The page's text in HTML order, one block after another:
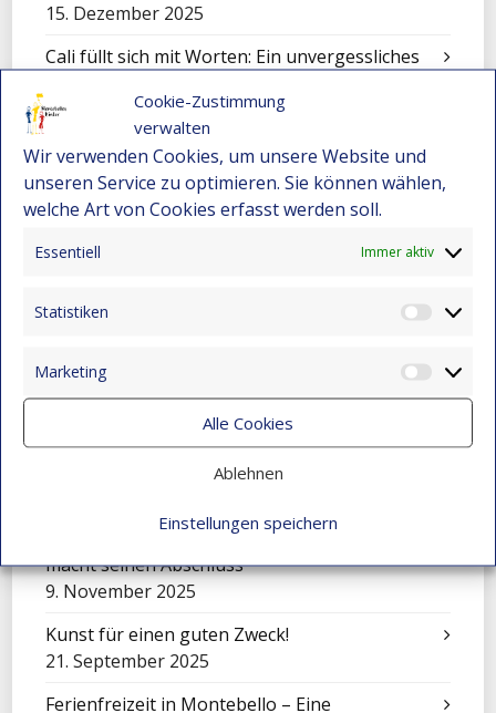
Cookie-Zustimmung
verwalten
Wir verwenden Cookies, um unsere Website und
unseren Service zu optimieren. Sie können wählen,
welche Art von Cookies erfasst werden soll.
Essentiell Immer aktiv
Statistiken
Marketing
Alle Cookies
Ablehnen
Einstellungen speichern
15. Dezember 2025
Cali füllt sich mit Worten: Ein unvergessliches
15. Dezember 2025
Festival-Seminar für Orchesterleitung 2025 –
Wo Gemeinschaft und Musik neue Wege
eröffnen
Esperanza beim Festival in El Salvador
Feier zum Tag der Liebe und Freundschaft
9. November 2025
Mit Klängen gemeinsam wachsen: Sinfonisches
Konzert in Montebello
Über sich hinauswachsen: Juan Camilo Vidal
macht seinen Abschluss
9. November 2025
Kunst für einen guten Zweck!
21. September 2025
Ferienfreizeit in Montebello – Eine